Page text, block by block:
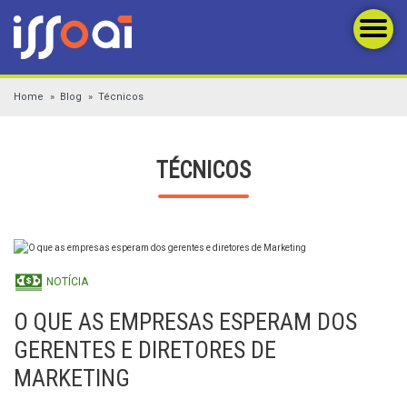
Home Blog Técnicos
TÉCNICOS
NOTÍCIA
O QUE AS EMPRESAS ESPERAM DOS
GERENTES E DIRETORES DE
MARKETING